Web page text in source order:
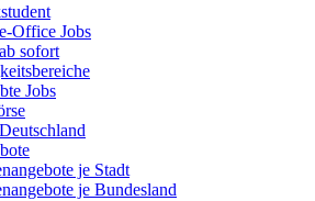
Office Jobs
sofort
Jobs
je Stadt
je Bundesland